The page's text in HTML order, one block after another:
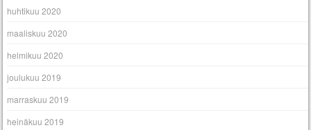
huhtikuu 2020
maaliskuu 2020
helmikuu 2020
joulukuu 2019
marraskuu 2019
heinäkuu 2019